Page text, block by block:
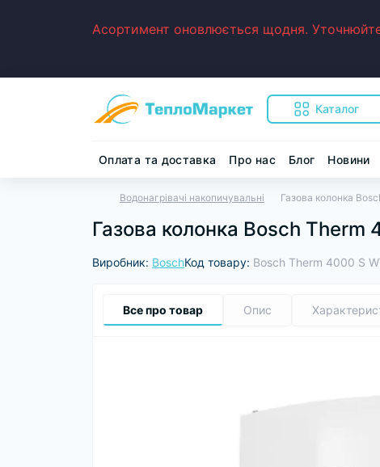
Асортимент оновлюється щодня.
Каталог
Оплата та доставка Про нас Блог Новини
Водонагрівачі накопичувальні Газова колонка
Газова колонка Bosch Therm
Виробник: BoschКод товару: Bosch Therm 4000 S
Все про товар Опис